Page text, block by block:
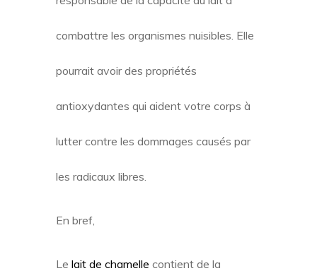
combattre les organismes nuisibles. Elle
pourrait avoir des propriétés
antioxydantes qui aident votre corps à
lutter contre les dommages causés par
les radicaux libres.
En bref,
Le lait de chamelle contient de la